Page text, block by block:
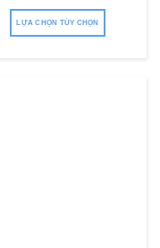
LỰA CHỌN TÙY CHỌN